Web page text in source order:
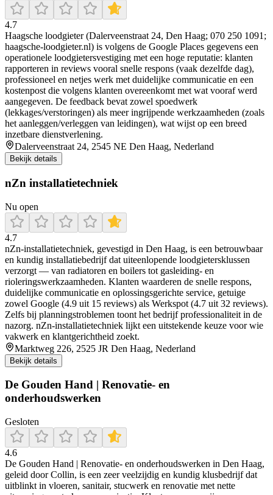
4.7
Haagsche loodgieter (Dalerveenstraat 24, Den Haag; 070 250 1091;
haagsche-loodgieter.nl) is volgens de Google Places gegevens een
operationele loodgietersvestiging met een hoge reputatie: klanten
rapporteren in reviews vooral snelle respons (vaak dezelfde dag),
professioneel en netjes werk met duidelijke communicatie en een
kostenpost die volgens klanten overeenkomt met wat vooraf werd
aangegeven. De feedback bevat zowel spoedwerk
(lekkages/verstoringen) als meer ingrijpende werkzaamheden (zoals
het aanleggen/verleggen van leidingen), wat wijst op een breed
inzetbare dienstverlening.
Dalerveenstraat 24, 2545 NE Den Haag, Nederland
Bekijk details
nZn installatietechniek
Nu open
4.7
nZn‑installatietechniek, gevestigd in Den Haag, is een betrouwbaar
en kundig installatiebedrijf dat uiteenlopende loodgietersklussen
verzorgt — van radiatoren en boilers tot gasleiding- en
rioleringswerkzaamheden. Klanten waarderen de snelle respons,
duidelijke communicatie en oplossingsgerichte service, getuige
zowel Google (4.9 uit 15 reviews) als Werkspot (4.7 uit 32 reviews).
Zelfs bij planningstroblemen toont het bedrijf professionaliteit in de
nazorg. nZn‑installatietechniek lijkt een uitstekende keuze voor wie
vakwerk en klantgerichtheid zoekt.
Marktweg 226, 2525 JR Den Haag, Nederland
Bekijk details
De Gouden Hand | Renovatie- en
onderhoudswerken
Gesloten
4.6
De Gouden Hand | Renovatie- en onderhoudswerken in Den Haag,
geleid door Collin, is een zeer veelzijdig en kundig klusbedrijf dat
uitblinkt in vloeren, sanitair, stucwerk en renovatie met nette